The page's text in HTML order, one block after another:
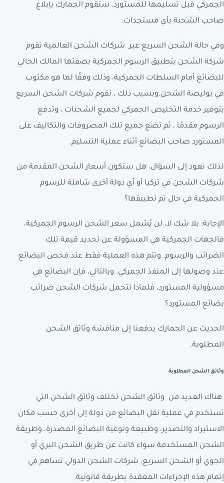
الجمركي قبل تسليمها للمستورد. ستقوم الجمارك بإبلاغ
صاحب الشحنة بأي مستجدات.
وفي حالة الشحن السريع عبر شركات الشحن العالمية تقوم
شركة الشحن بتطبيق الرسوم الجمركية بصفتها المالك الحالي
للبضائع أمام السلطات الجمركية، وذلك وفقًا لما هو مكتوب
في بوليصة الشحن.وبسبب ذلك ، تقوم شركات الشحن السريع
بتوفير خدمة التخليص الجمركي لجميع الشحنات ، وتدفع
الرسوم مقدمًا ، ثم تضع جميع تلك المصروفات والتكاليف على
المستورد صاحب البضائع أثناء عملية التسليم.
لذلك نعود إلى السؤال، هل ستكون أسعار الشحن المقدمة من
شركات الشحن في تركيا أو أي دولة أخرى شاملة للرسوم
الجمركية في حال تم تطبيقها؟
الإجابة: بلا شك لا، لن يُشمل سعر الشحن الرسوم الجمركية،
فالجهات الجمركية هي المسؤولة عن تحديد قيمة تلك
الضرائب والرسوم. وتتم هذه العملية فقط عند فحص البضائع
عند وصولها إلى المنفذ الجمركي. وبالتالي، فإن البضائع هي
مسؤولية المستورد، فلماذا تتحمل شركات الشحن ضرائب
بضائع المستورد؟
الحديث عن الجمارك يدفعنا إلى مناقشة وثائق الشحن
المطلوبة.
وثائق الشحن المطلوبة
هناك العديد من وثائق الشحن تختلف وثائق الشحن التي
تستخدم في عملية نقل البضائع من دولة إلى أخرى حسب مكان
الاستيراد والتصدير، وطبيعة ونوعية البضائع المصدرة، وطريقة
الشحن المستخدمة سواء كانت عن طريق الشحن البري أو
الجوي أو الشحن السريع. شركات الشحن الدولي تساهم في
إتمام هذه الإجراءات المعقدة بطريقة قانونية.